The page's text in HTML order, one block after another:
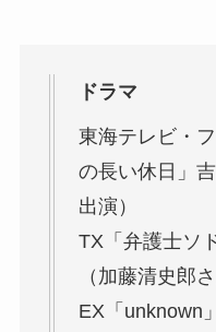
ドラマ
東海テレビ・
の長い休日」
出演）
TX「弁護士ソ
（加藤清史郎
EX「unknown